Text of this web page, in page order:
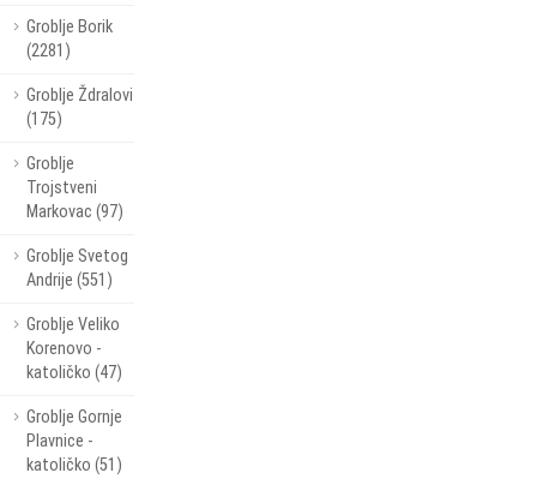
Groblje Borik
(2281)
Groblje Ždralovi
(175)
Groblje
Trojstveni
Markovac (97)
Groblje Svetog
Andrije (551)
Groblje Veliko
Korenovo -
katoličko (47)
Groblje Gornje
Plavnice -
katoličko (51)